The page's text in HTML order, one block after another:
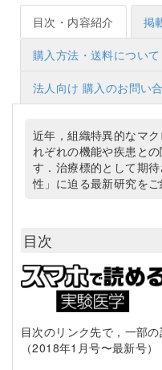
目次・内容紹介 掲
購入方法・送料について
法人向け 購入のお問い
近年，組織特異的なマ
れぞれの機能や疾患と
す．治療標的として期
性」に迫る最新研究をご
目次
目次のリンク先で，一部
（2018年1月号〜最新号）